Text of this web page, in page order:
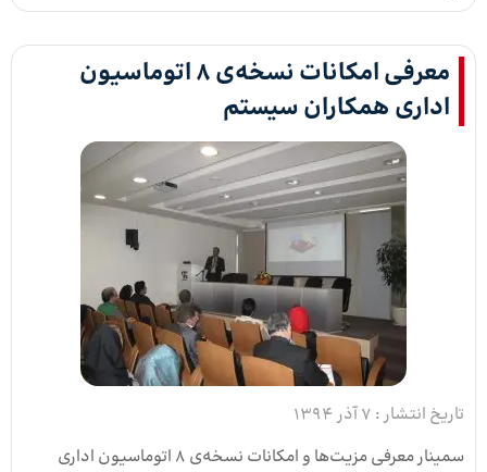
معرفی امکانات نسخه‌ی ۸ اتوماسیون
اداری همکاران سیستم
تاریخ انتشار : 7 آذر 1394
سمینار معرفی مزیت‌ها و امکانات نسخه‌ی ۸ اتوماسیون اداری